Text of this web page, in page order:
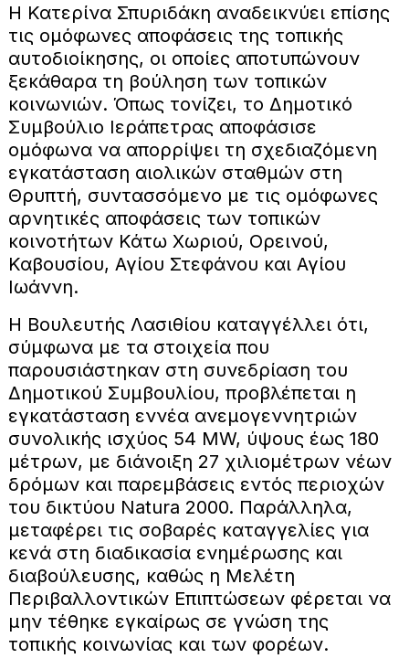
Η Κατερίνα Σπυριδάκη αναδεικνύει επίσης
τις ομόφωνες αποφάσεις της τοπικής
αυτοδιοίκησης, οι οποίες αποτυπώνουν
ξεκάθαρα τη βούληση των τοπικών
κοινωνιών. Όπως τονίζει, το Δημοτικό
Συμβούλιο Ιεράπετρας αποφάσισε
ομόφωνα να απορρίψει τη σχεδιαζόμενη
εγκατάσταση αιολικών σταθμών στη
Θρυπτή, συντασσόμενο με τις ομόφωνες
αρνητικές αποφάσεις των τοπικών
κοινοτήτων Κάτω Χωριού, Ορεινού,
Καβουσίου, Αγίου Στεφάνου και Αγίου
Ιωάννη.
Η Βουλευτής Λασιθίου καταγγέλλει ότι,
σύμφωνα με τα στοιχεία που
παρουσιάστηκαν στη συνεδρίαση του
Δημοτικού Συμβουλίου, προβλέπεται η
εγκατάσταση εννέα ανεμογεννητριών
συνολικής ισχύος 54 MW, ύψους έως 180
μέτρων, με διάνοιξη 27 χιλιομέτρων νέων
δρόμων και παρεμβάσεις εντός περιοχών
του δικτύου Natura 2000. Παράλληλα,
μεταφέρει τις σοβαρές καταγγελίες για
κενά στη διαδικασία ενημέρωσης και
διαβούλευσης, καθώς η Μελέτη
Περιβαλλοντικών Επιπτώσεων φέρεται να
μην τέθηκε εγκαίρως σε γνώση της
τοπικής κοινωνίας και των φορέων.